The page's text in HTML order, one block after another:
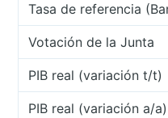
Tasa de referencia
Votación de la Junta
PIB real (variación t/t)
PIB real (variación a/a)